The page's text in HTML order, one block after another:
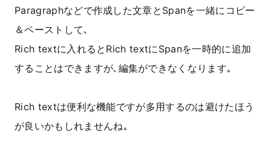
Paragraphなどで作成した文章とSpanを一緒にコピー
＆ペーストして､
Rich textに入れるとRich textにSpanを一時的に追加
することはできますが､編集ができなくなります｡
Rich textは便利な機能ですが多用するのは避けたほう
が良いかもしれませんね｡